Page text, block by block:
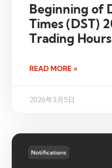
Beginning of
Times (DST)
Trading Hours
READ MORE »
2026年3月5日